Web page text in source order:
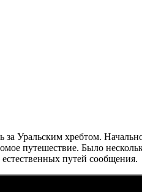
Уральским хребтом.
путешествие. Было
путей сообщения.